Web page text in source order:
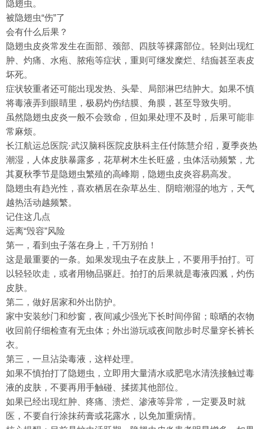
隐翅虫。
被隐翅虫“伤”了
会有什么后果？
隐翅虫皮炎常发生在面部、颈部、四肢等裸露部位。轻则出现红
肿、灼痛、水疱、脓疱等症状，重则可继发糜烂、结痂甚至表皮
坏死。
症状较重者还可能出现发热、头晕、局部淋巴结肿大。如果不慎
将毒液弄到眼睛里，极易灼伤结膜、角膜，甚至导致失明。
虽然隐翅虫皮炎一般不会致命，但如果处理不及时，后果可能非
常麻烦。
长江航运总医院·武汉脑科医院皮肤科主任付陈慧介绍，夏季炎热
潮湿，人体皮肤暴露多，花草树木生长旺盛，虫体活动频繁，尤
其夏秋季节是隐翅虫繁殖的高峰期，隐翅虫皮炎容易高发。
隐翅虫有趋光性，喜欢栖居在杂草丛生、阴暗潮湿的地方，天气
越热活动越频繁。
记住这几点
远离“毁容”风险
第一，看到虫子落在身上，千万别拍！
这是最重要的一条。如果发现虫子在皮肤上，不要用手拍打。可
以轻轻吹走，或者用物品驱赶。拍打的后果就是毒液四溅，灼伤
皮肤。
第二，做好居家和外出防护。
家中安装纱门和纱窗，夜间减少强光下长时间停留；晾晒的衣物
收回前仔细检查有无虫体；外出游玩或夜间散步时尽量穿长裤长
衣。
第三，一旦沾染毒液，这样处理。
如果不慎拍打了隐翅虫，立即用大量清水或肥皂水清洗接触过毒
液的皮肤，不要再用手触碰、揉搓其他部位。
如果已经出现红肿、疼痛、溃烂、渗液等异常，一定要及时就
医，不要自行涂抹药膏或花露水，以免加重病情。